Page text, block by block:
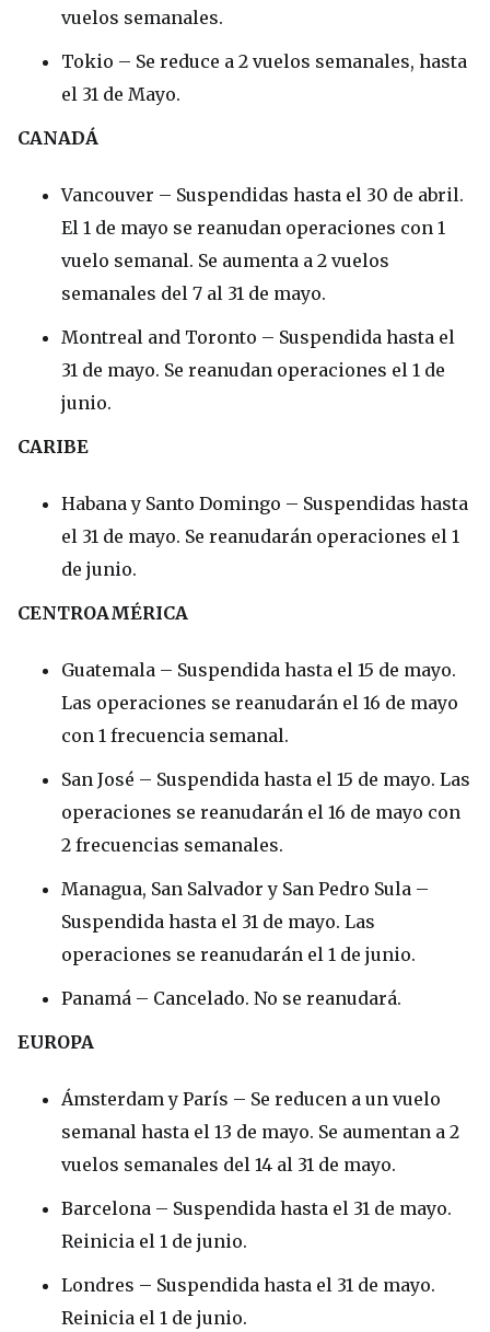
vuelos semanales.
Tokio – Se reduce a 2 vuelos semanales, hasta
el 31 de Mayo.
CANADÁ
Vancouver – Suspendidas hasta el 30 de abril.
El 1 de mayo se reanudan operaciones con 1
vuelo semanal. Se aumenta a 2 vuelos
semanales del 7 al 31 de mayo.
Montreal and Toronto – Suspendida hasta el
31 de mayo. Se reanudan operaciones el 1 de
junio.
CARIBE
Habana y Santo Domingo – Suspendidas hasta
el 31 de mayo. Se reanudarán operaciones el 1
de junio.
CENTROAMÉRICA
Guatemala – Suspendida hasta el 15 de mayo.
Las operaciones se reanudarán el 16 de mayo
con 1 frecuencia semanal.
San José – Suspendida hasta el 15 de mayo. Las
operaciones se reanudarán el 16 de mayo con
2 frecuencias semanales.
Managua, San Salvador y San Pedro Sula –
Suspendida hasta el 31 de mayo. Las
operaciones se reanudarán el 1 de junio.
Panamá – Cancelado. No se reanudará.
EUROPA
Ámsterdam y París – Se reducen a un vuelo
semanal hasta el 13 de mayo. Se aumentan a 2
vuelos semanales del 14 al 31 de mayo.
Barcelona – Suspendida hasta el 31 de mayo.
Reinicia el 1 de junio.
Londres – Suspendida hasta el 31 de mayo.
Reinicia el 1 de junio.